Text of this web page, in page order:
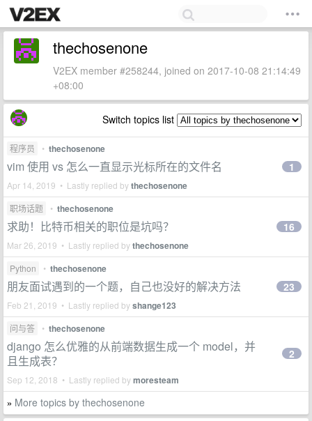
thechosenone
V2EX member #258244, joined on 2017-10-08 21:14:49
+08:00
Switch topics list
程序员 • thechosenone
vim 使用 vs 怎么一直显示光标所在的文件名
Apr 14, 2019 • Lastly replied bythechosenone
1
职场话题 • thechosenone
求助！比特币相关的职位是坑吗？
Mar 26, 2019 • Lastly replied bythechosenone
16
Python • thechosenone
朋友面试遇到的一个题，自己也没好的解决方法
Feb 21, 2019 • Lastly replied byshange123
23
问与答 • thechosenone
django 怎么优雅的从前端数据生成一个 model，并
且生成表？
Sep 12, 2018 • Lastly replied bymoresteam
2
» More topics by thechosenone